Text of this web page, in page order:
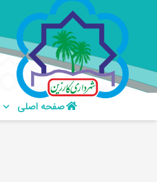
صفحه اصلی